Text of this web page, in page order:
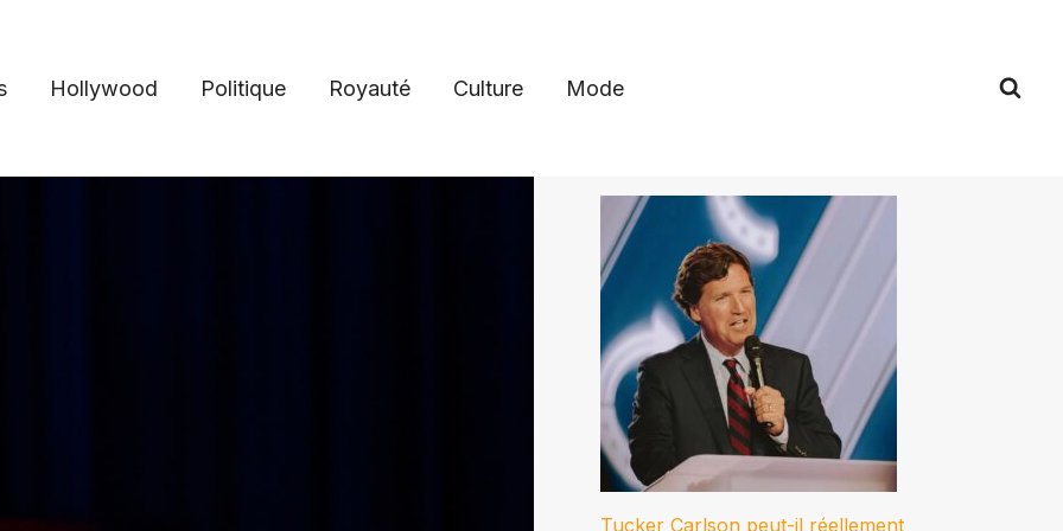
Hollywood Politique Royauté Culture Mode
Tucker Carlson peut-il réellement